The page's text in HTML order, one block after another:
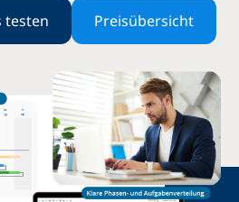
testen Preisübersicht